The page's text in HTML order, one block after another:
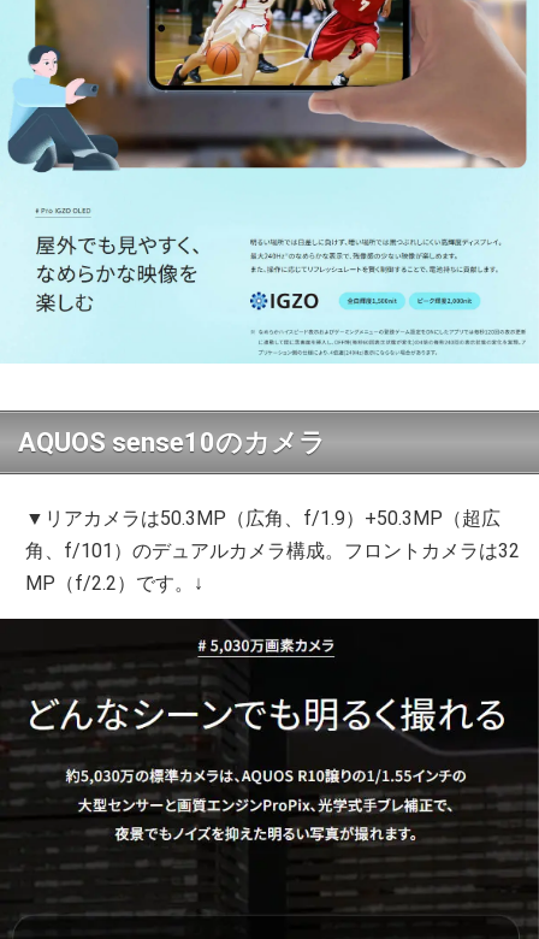
AQUOS sense10のカメラ
▼リアカメラは50.3MP（広角、f/1.9）+50.3MP（超広
角、f/101）のデュアルカメラ構成。フロントカメラは32
MP（f/2.2）です。↓